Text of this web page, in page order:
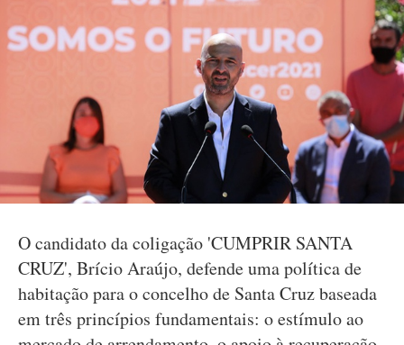
O candidato da coligação 'CUMPRIR SANTA
CRUZ', Brício Araújo, defende uma política de
habitação para o concelho de Santa Cruz baseada
em três princípios fundamentais: o estímulo ao